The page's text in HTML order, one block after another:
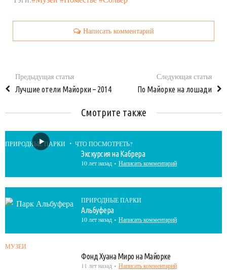
Написать комментарий
Предыдущая статья
Лучшие отели Майорки – 2014
Следующая статья
По Майорке на лошади
Смотрите также
ПРИРОДНЫЕ ПАРКИ ЧТО ПОСМОТРЕТЬ?
Экскурсия на Кабрера
10 лет назад Написать комментарий
ПРИРОДНЫЕ ПАРКИ
Альбуфера
10 лет назад Написать комментарий
МУЗЕИ
Фонд Хуана Миро на Майорке
11 лет назад Написать комментарий